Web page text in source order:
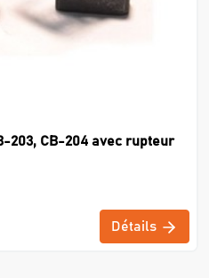
203, CB-204 avec rupteur
Détails